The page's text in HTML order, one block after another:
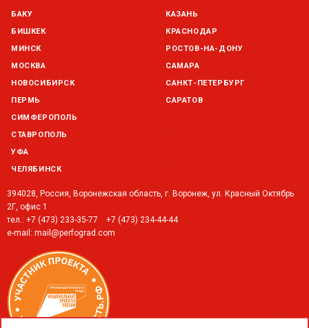
Склад Казань (г. Казань, ул. Родины, д. 2)
остаток:под заказ
Склад Краснодар (г. Краснодар, ул. Троицкая, 137 )
остаток:под заказ
Склад Уфа (г. Уфа, ул. Центральная, д. 19Б )
остаток:под заказ
БАКУ
БИШКЕК
КАЗАНЬ
КРАСНОДАР
МИНСК
МОСКВА
НОВОСИБИРСК
ПЕРМЬ
РОСТОВ-НА-ДОНУ
САМАРА
САНКТ-ПЕТЕРБУРГ
САРАТОВ
СИМФЕРОПОЛЬ
СТАВРОПОЛЬ
УФА
ЧЕЛЯБИНСК
394028, Россия, Воронежская область, г. Воронеж, ул. Красный Октябрь
2Г, офис 1
тел.:+7 (473) 233-35-77
+7 (473) 234-44-44
e-mail:mail@perfograd.com